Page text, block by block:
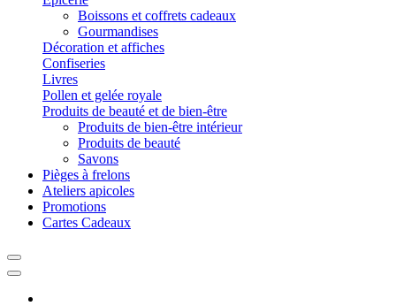
Boissons et coffrets cadeaux
Gourmandises
Décoration et affiches
Confiseries
Livres
Pollen et gelée royale
Produits de beauté et de bien-être
Produits de bien-être intérieur
Produits de beauté
Savons
Pièges à frelons
Ateliers apicoles
Promotions
Cartes Cadeaux